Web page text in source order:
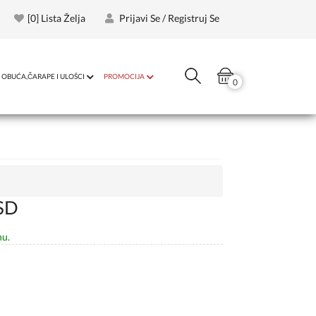
[0] Lista Želja Prijavi Se / Registruj Se
OBUĆA,ČARAPE I ULOŠCI PROMOCIJA
0